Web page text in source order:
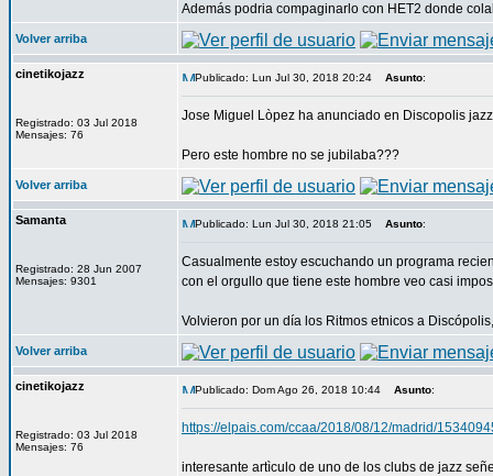
Además podria compaginarlo con HET2 donde
Volver arriba
cinetikojazz
Registrado: 03 Jul 2018
Mensajes: 76
Publicado: Lun Jul 30, 2018 20:24 Asunto:
Jose Miguel Lòpez ha anunciado en Discopolis
Pero este hombre no se jubilaba???
Volver arriba
Samanta
Registrado: 28 Jun 2007
Mensajes: 9301
Publicado: Lun Jul 30, 2018 21:05 Asunto:
Casualmente estoy escuchando un programa
con el orgullo que tiene este hombre veo casi
Volvieron por un día los Ritmos etnicos a
Volver arriba
cinetikojazz
Registrado: 03 Jul 2018
Mensajes: 76
Publicado: Dom Ago 26, 2018 10:44 Asunto:
https://elpais.com/ccaa/2018/08/12/madrid/
interesante artìculo de uno de los clubs de jazz